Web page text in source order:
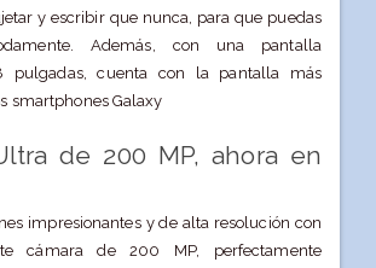
y escribir que nunca, para que puedas
Además, con una pantalla
pulgadas, cuenta con la pantalla más
smartphones Galaxy
de 200 MP, ahora en
impresionantes y de alta resolución con
cámara de 200 MP, perfectamente